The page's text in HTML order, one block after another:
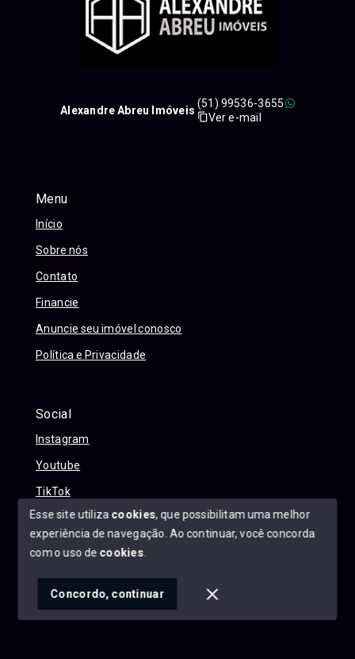
Menu
Início
Sobre nós
Contato
Financie
Anuncie seu imóvel conosco
Política e Privacidade
Social
Instagram
Youtube
TikTok
© Copyright 2026 - Alexandre Abreu Imóveis - Todos os
SITE PARA IMOBILIARIA
Alexandre Abreu Imóveis
(51) 99536-3655
Ver e-mail
Esse site utiliza cookies, que possibilitam uma melhor
experiência de navegação. Ao continuar, você concorda
com o uso de cookies
Concordo, continuar